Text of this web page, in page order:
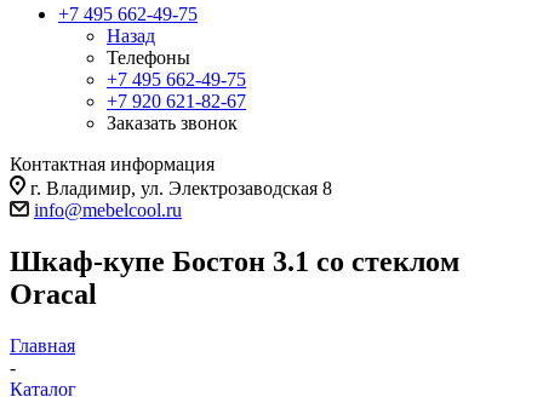
+7 495 662-49-75
Назад
Телефоны
+7 495 662-49-75
+7 920 621-82-67
Заказать звонок
Контактная информация
г. Владимир, ул. Электрозаводская 8
info@mebelcool.ru
Шкаф-купе Бостон 3.1 со стеклом
Oracal
Главная
-
Каталог